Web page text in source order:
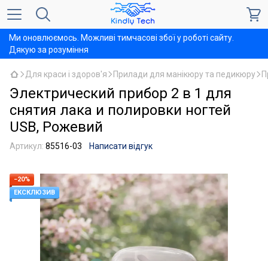
Ми оновлюємось. Можливі тимчасові збої у роботі сайту.
Дякую за розуміння
Для краси і здоров'я Прилади для манікюру та педикюру
Электрический прибор 2 в 1 для
снятия лака и полировки ногтей
USB, Рожевий
Артикул: 85516-03 Написати відгук
−20%
ЕКСКЛЮЗИВ